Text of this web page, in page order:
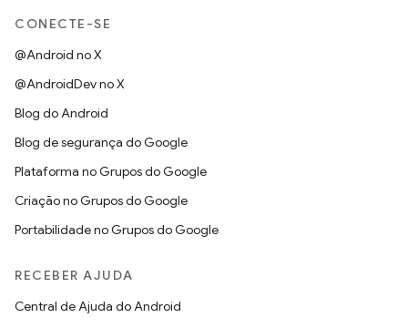
CONECTE-SE
@Android no X
@AndroidDev no X
Blog do Android
Blog de segurança do Google
Plataforma no Grupos do Google
Criação no Grupos do Google
Portabilidade no Grupos do Google
RECEBER AJUDA
Central de Ajuda do Android